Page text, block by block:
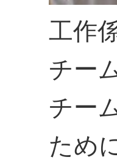
工作
チー
チー
ため